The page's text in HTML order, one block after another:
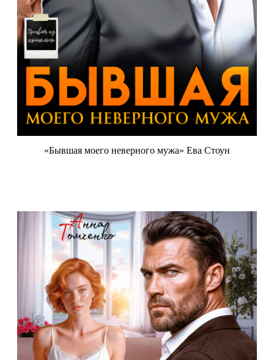
«Бывшая моего неверного мужа» Ева Стоун